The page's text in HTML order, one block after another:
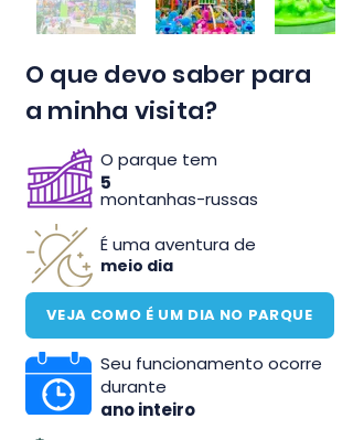
O que devo saber para
a minha visita?
O parque tem
5
montanhas-russas
É uma aventura de
meio dia
VEJA COMO É UM DIA NO PARQUE
Seu funcionamento ocorre
durante
ano inteiro